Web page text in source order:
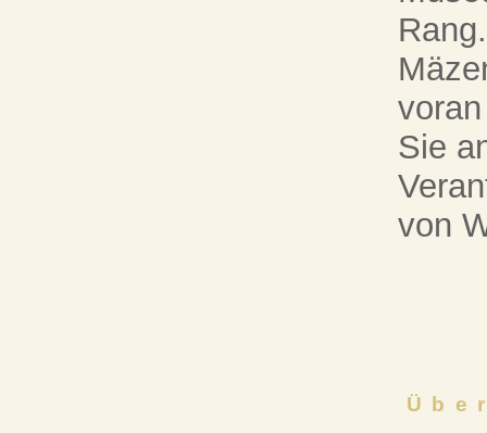
Sie
von